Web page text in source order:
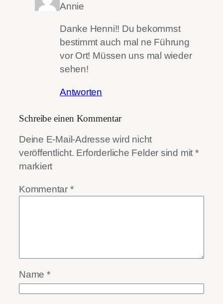
Annie
Danke Henni!! Du bekommst
bestimmt auch mal ne Führung
vor Ort! Müssen uns mal wieder
sehen!
Antworten
Schreibe einen Kommentar
Deine E-Mail-Adresse wird nicht
veröffentlicht. Erforderliche Felder sind mit *
markiert
Kommentar *
Name *